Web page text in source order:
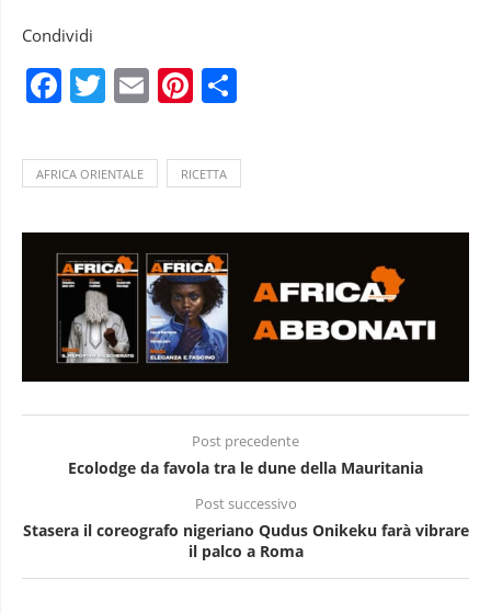
Condividi
Facebook
Twitter
EmailPinterest
AFRICA ORIENTALE RICETTA
Post precedente
Ecolodge da favola tra le dune della Mauritania
Post successivo
Stasera il coreografo nigeriano Qudus Onikeku farà vibrare
il palco a Roma